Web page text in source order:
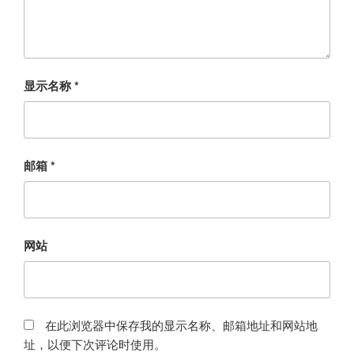
显示名称*
邮箱*
网站
在此浏览器中保存我的显示名称、邮箱地址和网站地
址，以便下次评论时使用。